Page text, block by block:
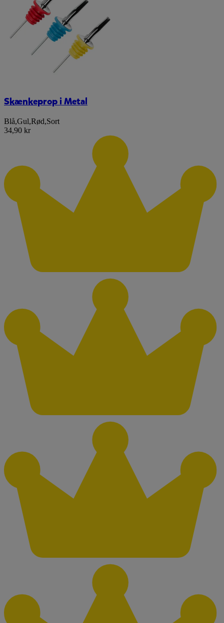
Skænkeprop i Metal
Blå,Gul,Rød,Sort
34,90 kr